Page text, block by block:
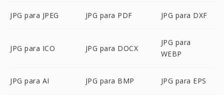
JPG para JPEG JPG para PDF JPG para DXF
JPG para ICO JPG para DOCX
JPG para
WEBP
JPG para AI JPG para BMP JPG para EPS